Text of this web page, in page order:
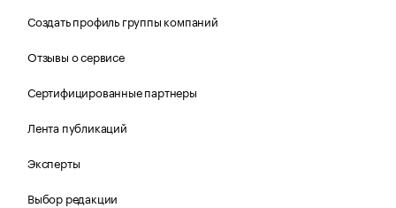
Создать профиль группы компаний
Отзывы о сервисе
Сертифицированные партнеры
Лента публикаций
Эксперты
Выбор редакции